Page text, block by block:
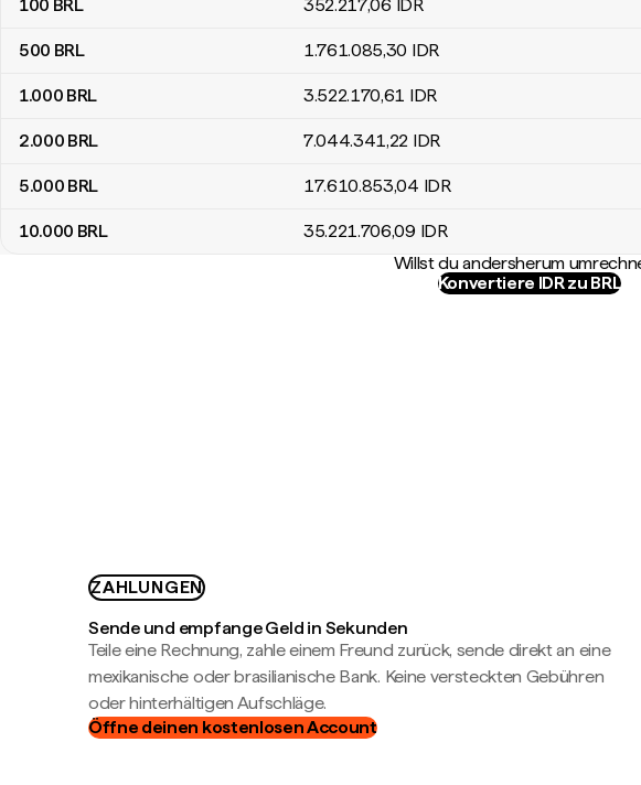
100 BRL 352.217,06 IDR
500 BRL 1.761.085,30 IDR
1.000 BRL 3.522.170,61 IDR
2.000 BRL 7.044.341,22 IDR
5.000 BRL 17.610.853,04 IDR
10.000 BRL 35.221.706,09 IDR
Willst du andersherum
Konvertiere IDR zu BRL
ZAHLUNGEN
Sende und empfange Geld in Sekunden
Teile eine Rechnung, zahle einem Freund zurück, sende direkt an eine
mexikanische oder brasilianische Bank. Keine versteckten Gebühren
oder hinterhältigen Aufschläge.
Öffne deinen kostenlosen Account